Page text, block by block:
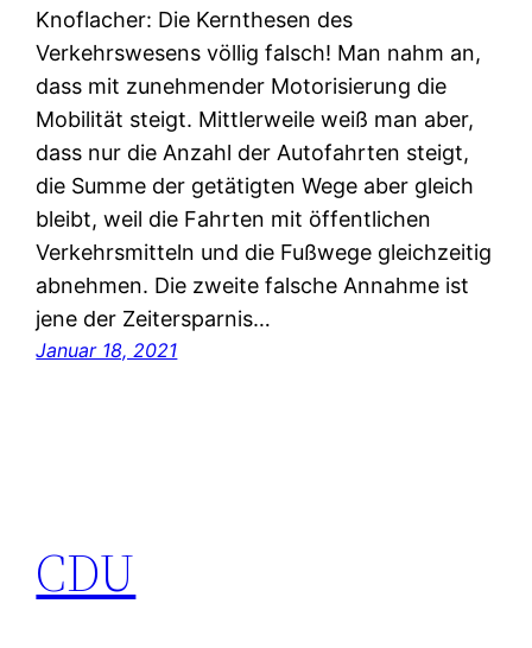
Knoflacher: Die Kernthesen des
Verkehrswesens völlig falsch! Man nahm an,
dass mit zunehmender Motorisierung die
Mobilität steigt. Mittlerweile weiß man aber,
dass nur die Anzahl der Autofahrten steigt,
die Summe der getätigten Wege aber gleich
bleibt, weil die Fahrten mit öffentlichen
Verkehrsmitteln und die Fußwege gleichzeitig
abnehmen. Die zweite falsche Annahme ist
jene der Zeitersparnis…
Januar 18, 2021
CDU